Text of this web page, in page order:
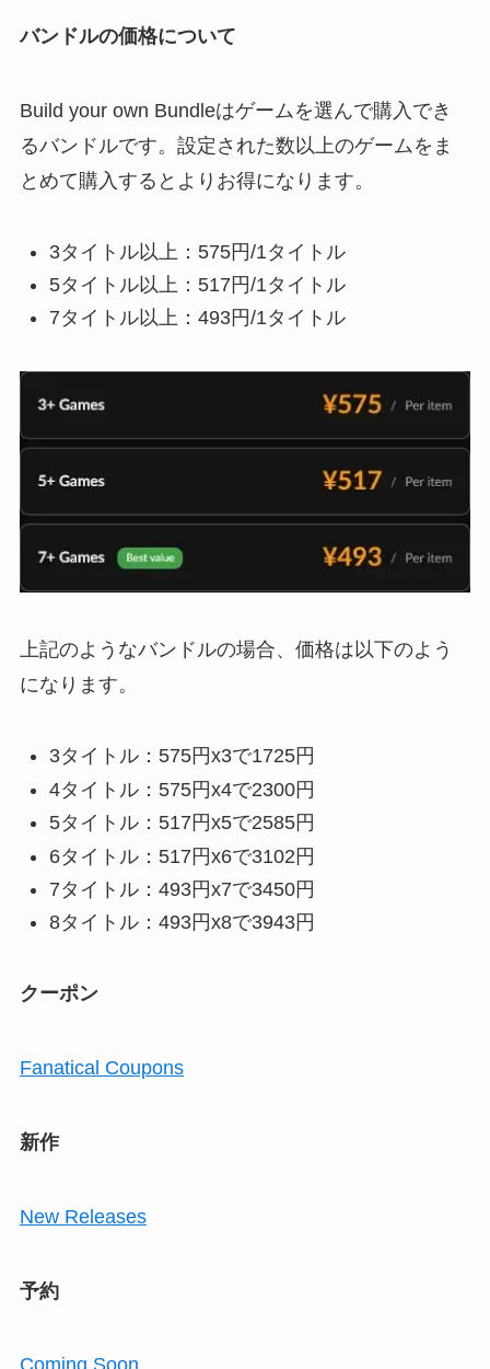
バンドルの価格について
Build your own Bundleはゲームを選んで購入でき
るバンドルです。設定された数以上のゲームをま
とめて購入するとよりお得になります。
3タイトル以上：575円/1タイトル
5タイトル以上：517円/1タイトル
7タイトル以上：493円/1タイトル
上記のようなバンドルの場合、価格は以下のよう
になります。
3タイトル：575円x3で1725円
4タイトル：575円x4で2300円
5タイトル：517円x5で2585円
6タイトル：517円x6で3102円
7タイトル：493円x7で3450円
8タイトル：493円x8で3943円
クーポン
Fanatical Coupons
新作
New Releases
予約